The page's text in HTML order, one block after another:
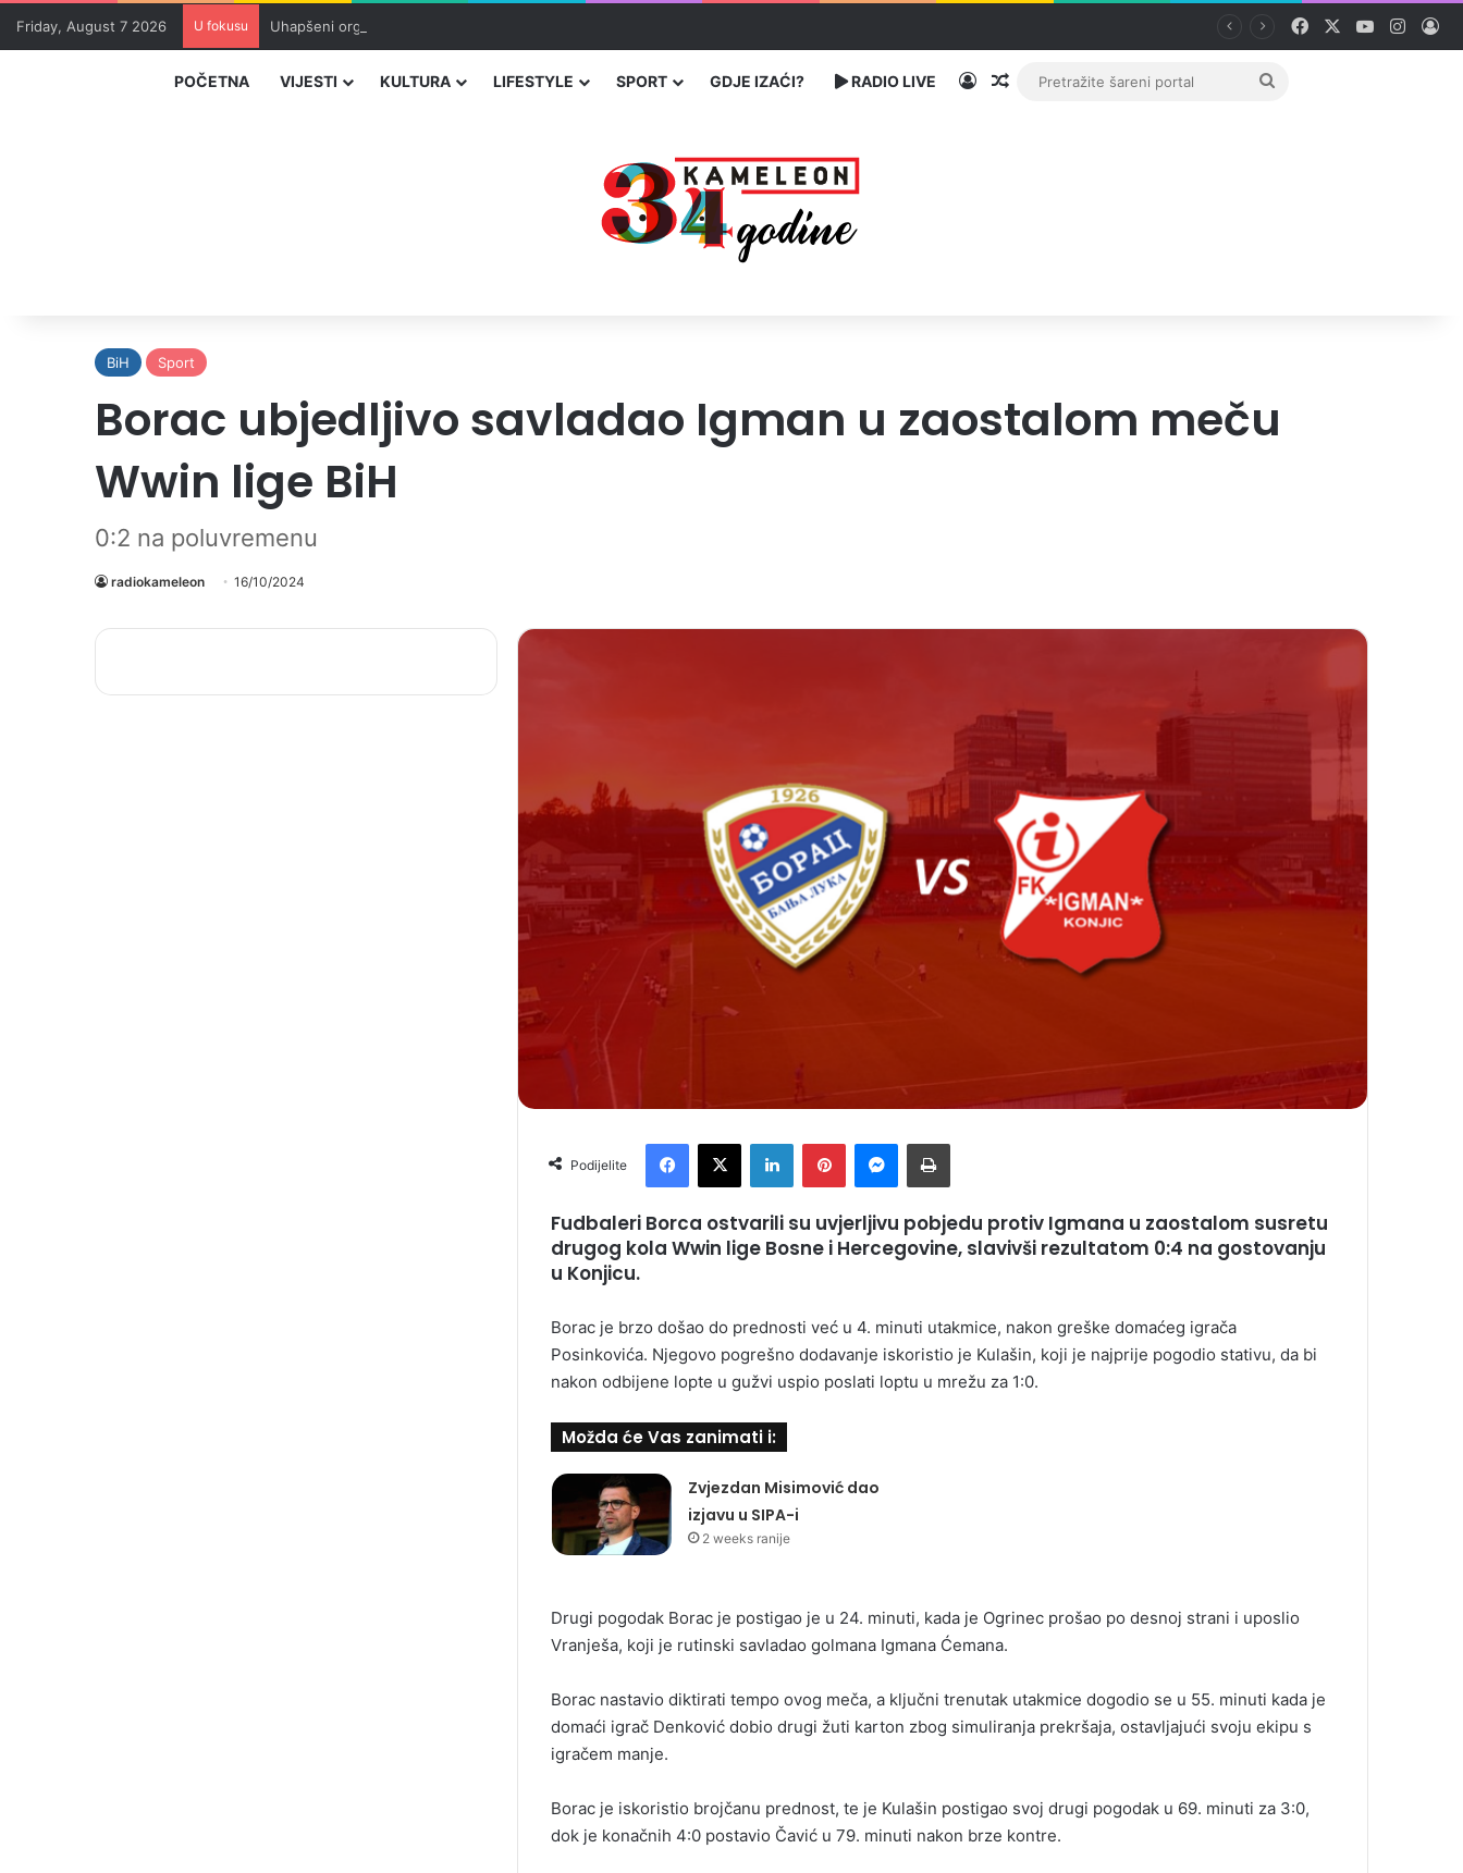
Friday, August 7 2026 U fokusu Uhapšeni organizatori krijumčarenja migranata preko BiH i Balkana Facebook YouTube
POČETNA VIJESTI KULTURA LIFESTYLE SPORT GDJE IZAĆI? RADIO LIVE PrijavaRandom članak
Pretražite
BiH Sport
Borac ubjedljivo savladao Igman u zaostalom meču
Wwin lige BiH
0:2 na poluvremenu
radiokameleon 16/10/2024
Podijelite
Fudbaleri Borca ostvarili su uvjerljivu pobjedu protiv Igmana u zaostalom susretu
drugog kola Wwin lige Bosne i Hercegovine, slavivši rezultatom 0:4 na gostovanju
u Konjicu.
Borac je brzo došao do prednosti već u 4. minuti utakmice, nakon greške domaćeg igrača
Posinkovića. Njegovo pogrešno dodavanje iskoristio je Kulašin, koji je najprije pogodio stativu, da bi
nakon odbijene lopte u gužvi uspio poslati loptu u mrežu za 1:0.
Možda će Vas zanimati i:
Zvjezdan Misimović dao
izjavu u SIPA-i
2 weeks ranije
Drugi pogodak Borac je postigao je u 24. minuti, kada je Ogrinec prošao po desnoj strani i uposlio
Vranješa, koji je rutinski savladao golmana Igmana Ćemana.
Borac nastavio diktirati tempo ovog meča, a ključni trenutak utakmice dogodio se u 55. minuti kada je
domaći igrač Denković dobio drugi žuti karton zbog simuliranja prekršaja, ostavljajući svoju ekipu s
igračem manje.
Borac je iskoristio brojčanu prednost, te je Kulašin postigao svoj drugi pogodak u 69. minuti za 3:0,
dok je konačnih 4:0 postavio Čavić u 79. minuti nakon brze kontre.